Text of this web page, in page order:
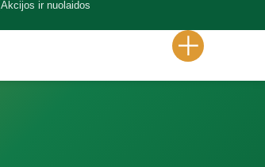
Akcijos ir nuolaidos